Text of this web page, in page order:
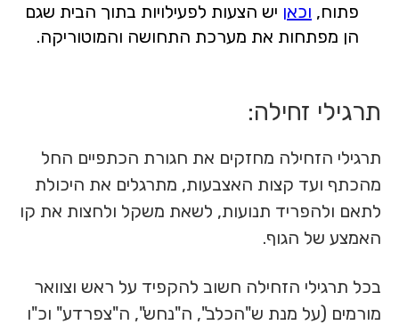
פתוח, וכאן יש הצעות לפעילויות בתוך הבית שגם
הן מפתחות את מערכת התחושה והמוטוריקה.
תרגילי זחילה:
תרגילי הזחילה מחזקים את חגורת הכתפיים החל
מהכתף ועד קצות האצבעות, מתרגלים את היכולת
לתאם ולהפריד תנועות, לשאת משקל ולחצות את קו
האמצע של הגוף.
בכל תרגילי הזחילה חשוב להקפיד על ראש וצוואר
מורמים (על מנת ש"הכלב", ה"נחש", ה"צפרדע" וכ"ו